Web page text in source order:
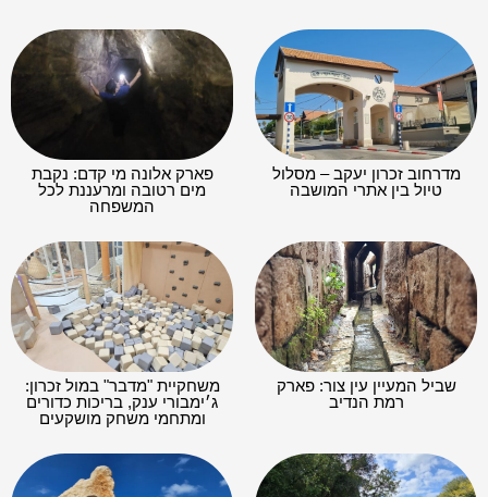
מדרחוב זכרון יעקב – מסלול
טיול בין אתרי המושבה
פארק אלונה מי קדם: נקבת
מים רטובה ומרעננת לכל
המשפחה
שביל המעיין עין צור: פארק
רמת הנדיב
משחקיית "מדבר" במול זכרון:
ג׳ימבורי ענק, בריכות כדורים
ומתחמי משחק מושקעים